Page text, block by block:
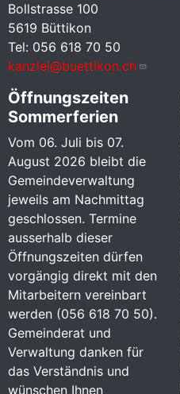
Bollstrasse 100
5619 Büttikon
Tel: 056 618 70 50
kanzlei@buettikon.ch
Öffnungszeiten
Sommerferien
Vom 06. Juli bis 07.
August 2026 bleibt die
Gemeindeverwaltung
jeweils am Nachmittag
geschlossen. Termine
ausserhalb dieser
Öffnungszeiten dürfen
vorgängig direkt mit den
Mitarbeitern vereinbart
werden (056 618 70 50).
Gemeinderat und
Verwaltung danken für
das Verständnis und
wünschen Ihnen